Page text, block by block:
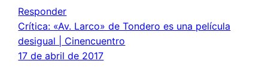
Responder
Crítica: «Av. Larco» de Tondero es una película
desigual | Cinencuentro
17 de abril de 2017